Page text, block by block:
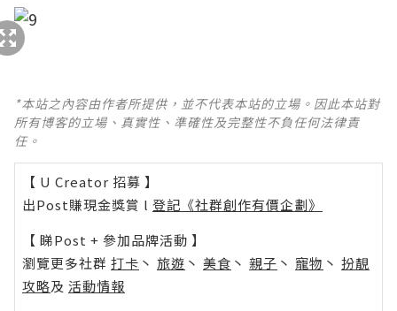
*本站之內容由作者所提供，並不代表本站的立場。因此本站對
所有博客的立場、真實性、準確性及完整性不負任何法律責
任。
【 U Creator 招募 】
出Post賺現金獎賞 l 登記《社群創作有價企劃》
【 睇Post + 參加品牌活動 】
瀏覽更多社群 打卡 丶 旅遊 丶 美食 丶 親子 丶 寵物 丶 扮靚
攻略及 活動情報